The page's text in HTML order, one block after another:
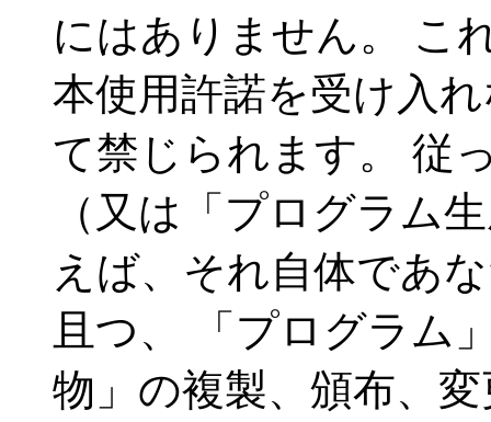
にはありません。 こ
本使用許諾を受け入
て禁じられます。 従
（又は「プログラム
えば、それ自体であ
且つ、 「プログラム
物」の複製、頒布、